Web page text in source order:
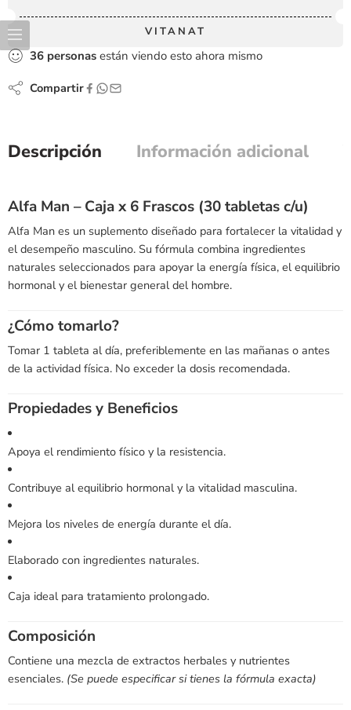
VITANAT
36 personas están viendo esto ahora mismo
Compartir
Descripción Información adicional
Alfa Man – Caja x 6 Frascos (30 tabletas c/u)
Alfa Man es un suplemento diseñado para fortalecer la vitalidad y
el desempeño masculino. Su fórmula combina ingredientes
naturales seleccionados para apoyar la energía física, el equilibrio
hormonal y el bienestar general del hombre.
¿Cómo tomarlo?
Tomar 1 tableta al día, preferiblemente en las mañanas o antes
de la actividad física. No exceder la dosis recomendada.
Propiedades y Beneficios
Apoya el rendimiento físico y la resistencia.
Contribuye al equilibrio hormonal y la vitalidad masculina.
Mejora los niveles de energía durante el día.
Elaborado con ingredientes naturales.
Caja ideal para tratamiento prolongado.
Composición
Contiene una mezcla de extractos herbales y nutrientes
esenciales. (Se puede especificar si tienes la fórmula exacta)